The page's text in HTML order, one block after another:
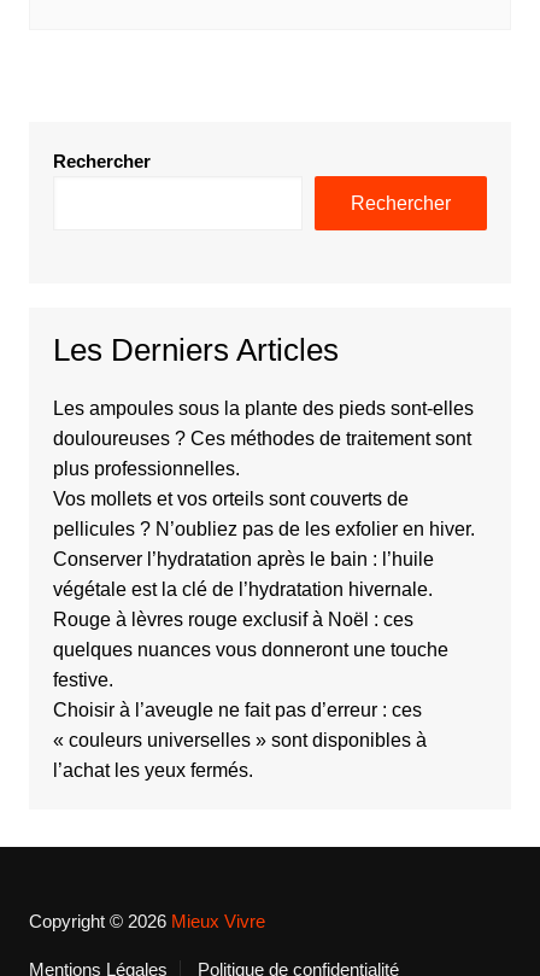
Rechercher
Rechercher
Les Derniers Articles
Les ampoules sous la plante des pieds sont-elles
douloureuses ? Ces méthodes de traitement sont
plus professionnelles.
Vos mollets et vos orteils sont couverts de
pellicules ? N’oubliez pas de les exfolier en hiver.
Conserver l’hydratation après le bain : l’huile
végétale est la clé de l’hydratation hivernale.
Rouge à lèvres rouge exclusif à Noël : ces
quelques nuances vous donneront une touche
festive.
Choisir à l’aveugle ne fait pas d’erreur : ces
« couleurs universelles » sont disponibles à
l’achat les yeux fermés.
Copyright © 2026 Mieux Vivre
Mentions Légales Politique de confidentialité